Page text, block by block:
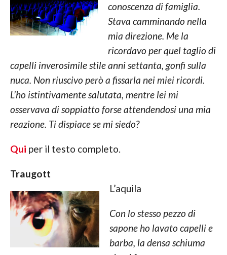
conoscenza di famiglia.
Stava camminando nella
mia direzione. Me la
ricordavo per quel taglio di
capelli inverosimile stile anni settanta, gonfi sulla
nuca. Non riuscivo però a fissarla nei miei ricordi.
L’ho istintivamente salutata, mentre lei mi
osservava di soppiatto forse attendendosi una mia
reazione. Ti dispiace se mi siedo?
Qui per il testo completo.
Traugott
L’aquila
Con lo stesso pezzo di
sapone ho lavato capelli e
barba, la densa schiuma